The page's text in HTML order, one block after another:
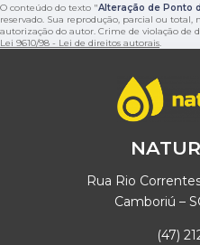
O conteúdo do texto "Alteração de Ponto
reservado. Sua reprodução, parcial ou total,
autorização do autor. Crime de violação de
Lei 9610/98 - Lei de direitos autorais.
Rua Rio
Camboriú –
(47)